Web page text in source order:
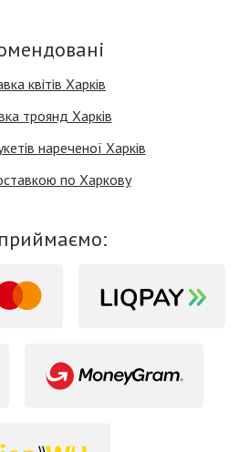
квітів Харків
троянд Харків
нареченої Харків
по Харкову